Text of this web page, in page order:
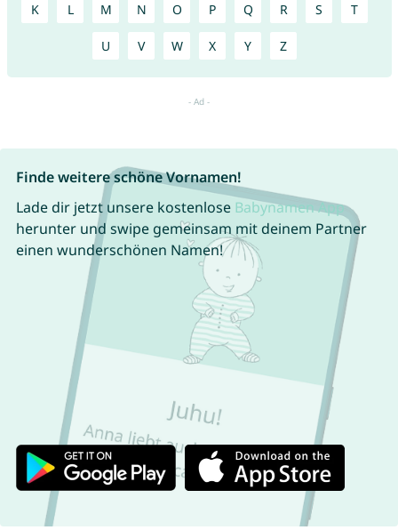
K L M N O P Q R S T
U V W X Y Z
Finde weitere schöne Vornamen!
Lade dir jetzt unsere kostenlose Babynamen App
herunter und swipe gemeinsam mit deinem Partner
einen wunderschönen Namen!